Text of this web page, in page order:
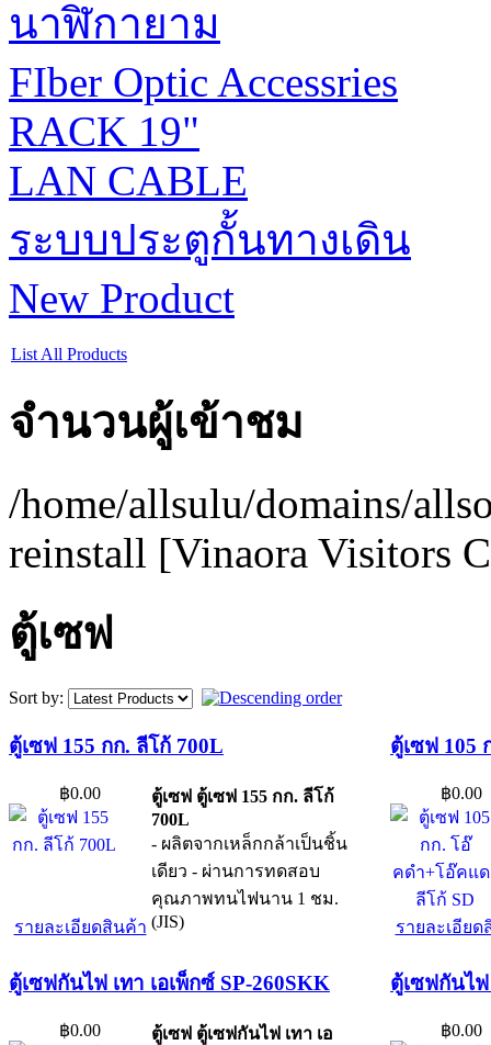
นาฬิกายาม
FIber Optic Accessries
RACK 19"
LAN CABLE
ระบบประตูกั้นทางเดิน
New Product
List All Products
จำนวนผู้เข้าชม
/home/allsulu/domains/
reinstall [Vinaora Visitors
ตู้เซฟ
Sort by:
ตู้เซฟ 155 กก. ลีโก้ 700L
฿0.00
รายละเอียดสินค้า
ตู้เซฟ ตู้เซฟ 155 กก. ลีโก้
700L
- ผลิตจากเหล็กกล้าเป็นชิ้น
เดียว - ผ่านการทดสอบ
คุณภาพทนไฟนาน 1 ชม.
(JIS)
ตู้เซฟ 105
฿0.00
รายละเอีย
ตู้เซฟกันไฟ เทา เอเพ็กซ์ SP-260SKK
฿0.00
ตู้เซฟ ตู้เซฟกันไฟ เทา เอ
ตู้เซฟกันไฟ
฿0.00